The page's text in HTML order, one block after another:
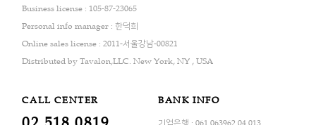
Business license : 105-87-23065
Personal info manager : 한덕희
Online sales license : 2011-서울강남-00821
Distributed by Tavalon,LLC. New York, NY , USA
CALL CENTER BANK INFO
기업은행 : 061.063962.04.013